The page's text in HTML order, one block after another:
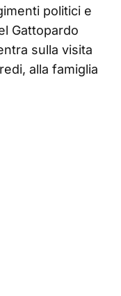
politici e
Gattopardo
sulla visita
alla famiglia